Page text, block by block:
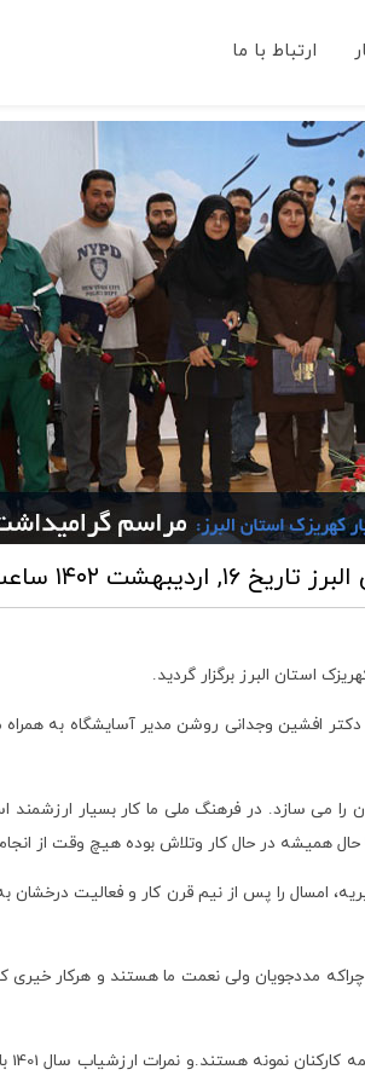
ارتباط با ما
تاریخ ۱۶, اردیبهشت ۱۴۰۲ ساعت ۱۲:۵۵
استان البرز برگزار گردید.
افشین وجدانی روشن مدیر آسایشگاه به همراه
سازد. در فرهنگ ملی ما کار بسیار ارزشمند
همیشه در حال کار وتلاش بوده هیچ وقت از
امسال را پس از نیم قرن کار و فعالیت
مددجویان ولی نعمت ما هستند و هرکار خیری